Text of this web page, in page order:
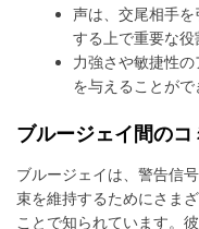
声は、交尾相手
する上で重要な役
力強さや敏捷性
を与えることがで
ブルージェイ間の
ブルージェイは、警告信
束を維持するためにさま
ことで知られています。